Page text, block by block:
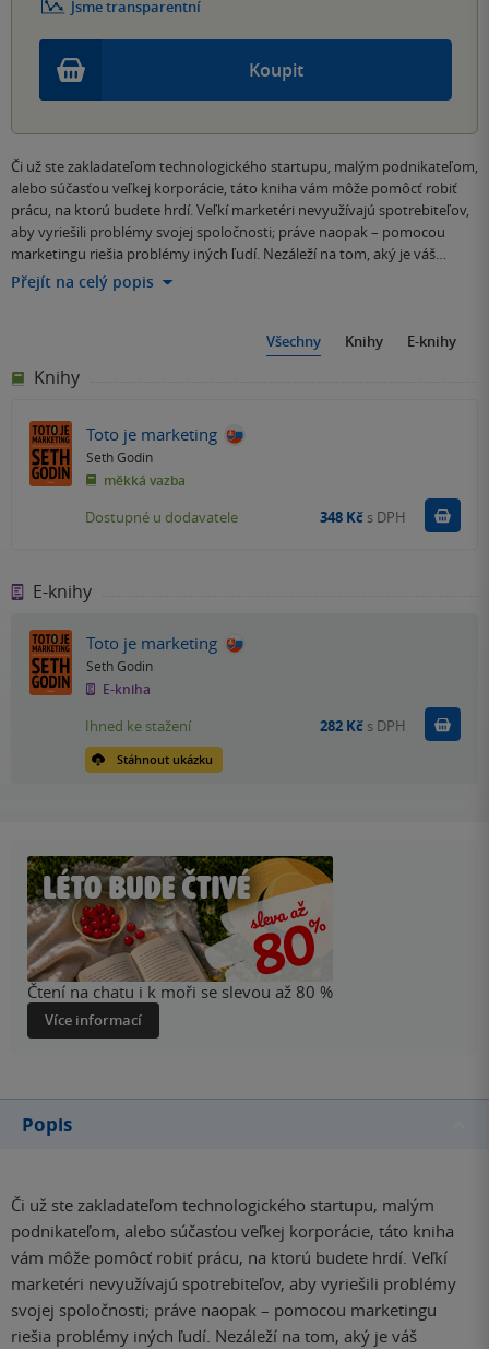
Koupit
Jsme transparentní
Či už ste zakladateľom technologického startupu, malým podnikateľom,
alebo súčasťou veľkej korporácie, táto kniha vám môže pomôcť robiť
prácu, na ktorú budete hrdí. Veľkí marketéri nevyužívajú spotrebiteľov,
aby vyriešili problémy svojej spoločnosti; práve naopak – pomocou
marketingu riešia problémy iných ľudí. Nezáleží na tom, aký je váš…
Přejít na celý popis
Všechny Knihy E-knihy
Knihy
Toto je marketing
Seth Godin
měkká vazba
Dostupné u dodavatele 348 Kč s DPH
E-knihy
Toto je marketing
Seth Godin
E-kniha
Stáhnout ukázku
Ihned ke stažení 282 Kč s DPH Koupit
Čtení na chatu i k moři se slevou až 80 %
Více informací
Popis
Či už ste zakladateľom technologického startupu, malým
podnikateľom, alebo súčasťou veľkej korporácie, táto kniha
vám môže pomôcť robiť prácu, na ktorú budete hrdí. Veľkí
marketéri nevyužívajú spotrebiteľov, aby vyriešili problémy
svojej spoločnosti; práve naopak – pomocou marketingu
riešia problémy iných ľudí. Nezáleží na tom, aký je váš